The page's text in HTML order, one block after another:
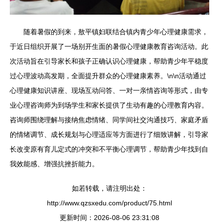
随着暑假的到来，敖平镇妇联结合镇内青少年心理健康需求，
于近日组织开展了一场别开生面的暑假心理健康教育咨询活动。此
次活动旨在引导家长和孩子正确认识心理健康，帮助青少年平稳度
过心理波动高发期，全面提升群众的心理健康素养。\n\n活动通过
心理健康知识讲座、现场互动问答、一对一亲情咨询等形式，由专
业心理咨询师为到场学生和家长提供了生动有趣的心理教育内容。
咨询师围绕理解与接纳焦虑情绪、同学间社交沟通技巧、家庭矛盾
的情绪调节、成长规划与心理适应等方面进行了细致讲解，引导家
长改变原有育儿定式的冲突和不平衡心理调节，帮助青少年找到自
我效能感、增强抗挫折能力。
如若转载，请注明出处：
http://www.qzsxedu.com/product/75.html
更新时间：2026-08-06 23:31:08